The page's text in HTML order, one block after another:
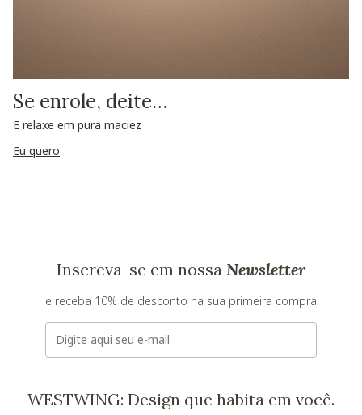
Se enrole, deite…
E relaxe em pura maciez
Eu quero
Inscreva-se em nossa Newsletter
e receba 10% de desconto na sua primeira compra
E-mail
WESTWING: Design que habita em você.